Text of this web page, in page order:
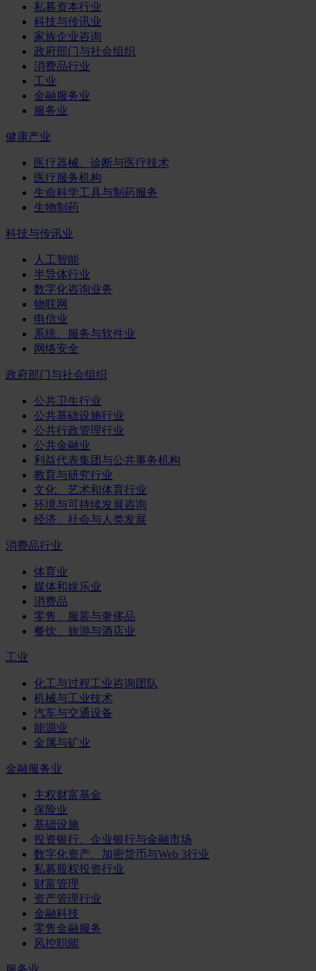
私募资本行业
科技与传讯业
家族企业咨询
政府部门与社会组织
消费品行业
工业
金融服务业
服务业
健康产业
医疗器械、诊断与医疗技术
医疗服务机构
生命科学工具与制药服务
生物制药
科技与传讯业
人工智能
半导体行业
数字化咨询业务
物联网
电信业
系统、服务与软件业
网络安全
政府部门与社会组织
公共卫生行业
公共基础设施行业
公共行政管理行业
公共金融业
利益代表集团与公共事务机构
教育与研究行业
文化、艺术和体育行业
环境与可持续发展咨询
经济、社会与人类发展
消费品行业
体育业
媒体和娱乐业
消费品
零售、服装与奢侈品
餐饮、旅游与酒店业
工业
化工与过程工业咨询团队
机械与工业技术
汽车与交通设备
能源业
金属与矿业
金融服务业
主权财富基金
保险业
基础设施
投资银行、企业银行与金融市场
数字化资产、加密货币与Web 3行业
私募股权投资行业
财富管理
资产管理行业
金融科技
零售金融服务
风控职能